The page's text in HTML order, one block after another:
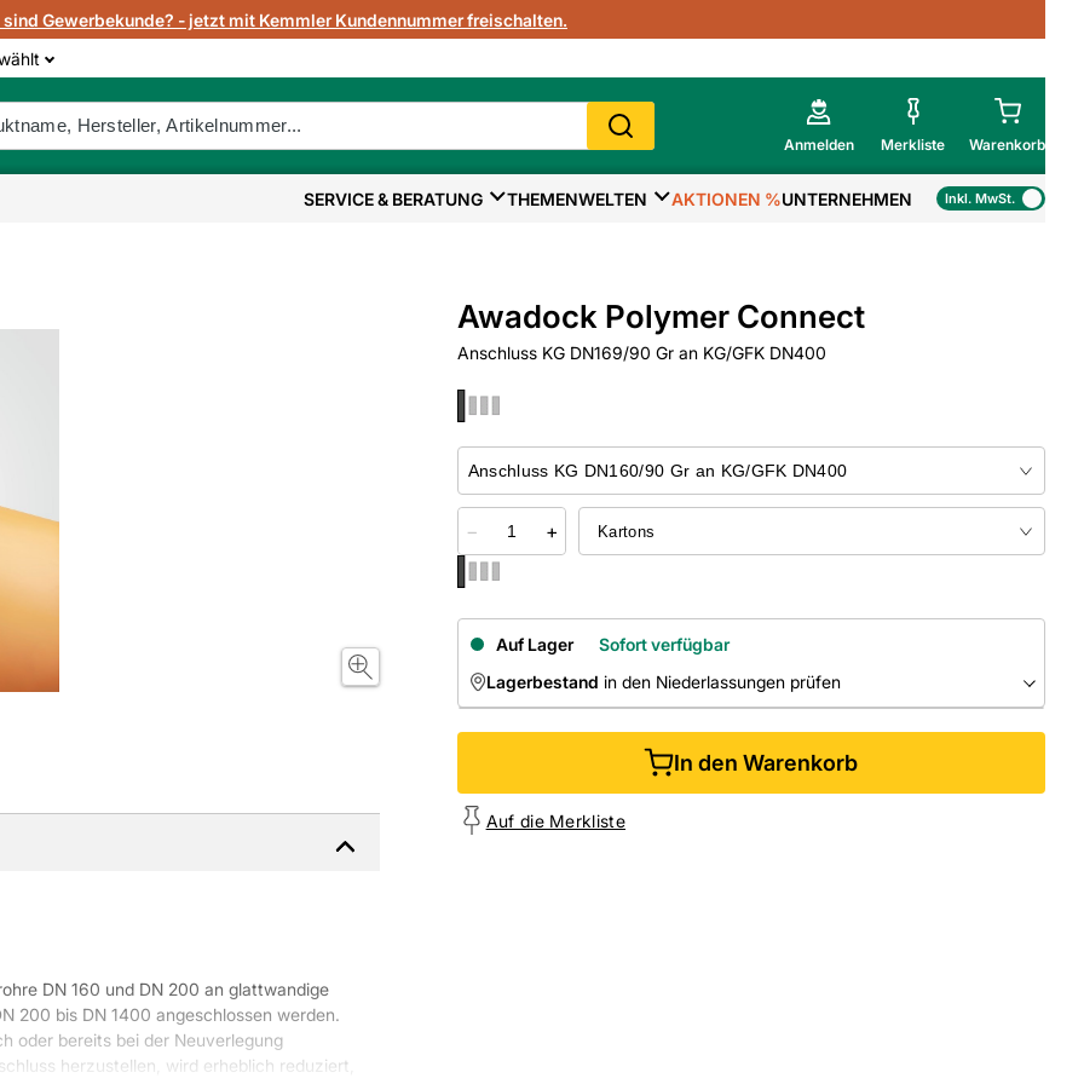
sind Gewerbekunde? - jetzt mit Kemmler Kundennummer freischalten.
Anmelden Merkliste Warenkorb
Mein Warenkorb
Zur Kasse
SERVICE & BERATUNG THEMENWELTEN AKTIONEN %UNTERNEHMEN Inkl. MwSt.
Awadock Polymer Connect
Anschluss KG DN169/90 Gr an KG/GFK DN400
− +
Auf Lager
Sofort verfügbar
Lagerbestand in den Niederlassungen prüfen
NIEDERLASSUNGEN
In den Warenkorb
Auf die Merkliste
DN 160 und DN 200 an glattwandige
200 bis DN 1400 angeschlossen werden.
oder bereits bei der Neuverlegung
herzustellen, wird erheblich reduziert,